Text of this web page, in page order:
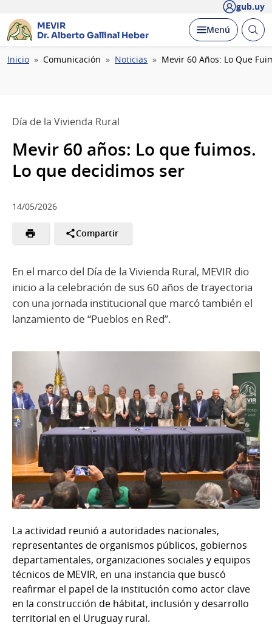
gub.uy
MEVIR
Dr. Alberto Gallinal Heber
Desplegar
Menú Abrir
Ruta
Inicio Comunicación Noticias Mevir 60 Años: Lo Que
Día de la Vivienda Rural
Mevir 60 años: Lo que fuimos.
Lo que decidimos ser
14/05/2026
Compartir
En el marco del Día de la Vivienda Rural, MEVIR dio
inicio a la celebración de sus 60 años de trayectoria
con una jornada institucional que marcó también el
lanzamiento de “Pueblos en Red”.
La actividad reunió a autoridades nacionales,
representantes de organismos públicos, gobiernos
departamentales, organizaciones sociales y equipos
técnicos de MEVIR, en una instancia que buscó
reafirmar el papel de la institución como actor clave
en la construcción de hábitat, inclusión y desarrollo
territorial en el Uruguay rural.